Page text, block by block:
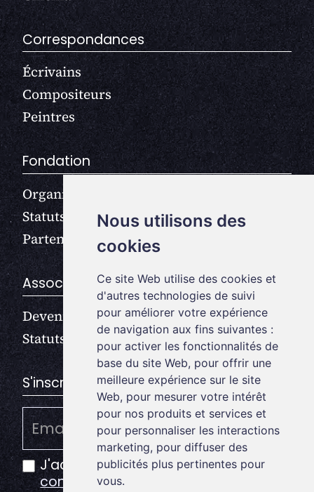
Nous utilisons des
cookies
Ce site Web utilise des cookies et
d'autres technologies de suivi
pour améliorer votre expérience
de navigation aux fins suivantes :
pour activer les fonctionnalités de
base du site Web, pour offrir une
meilleure expérience sur le site
Web, pour mesurer votre intérêt
pour nos produits et services et
pour personnaliser les interactions
marketing, pour diffuser des
publicités plus pertinentes pour
vous.
Correspondances
Écrivains
Compositeurs
Peintres
Fondation
Organisation
Statuts
Partenaires
Association
Devenir membre
Statuts
S'inscrire à la newsletter
J'accepte lapolitique de
confidentialité